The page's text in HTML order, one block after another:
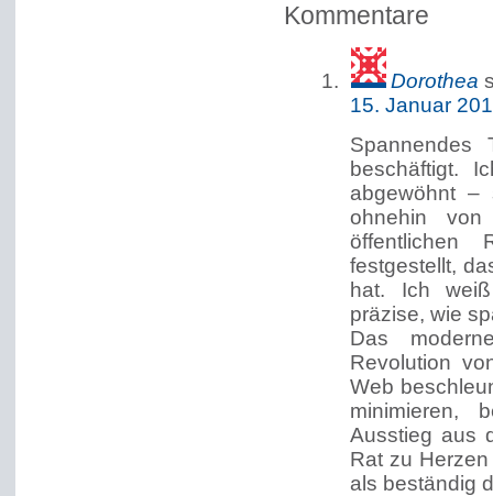
Kommentare
Dorothea
15. Januar
beschäftigt.
abgewöhnt –
ohnehin
festgestellt,
hat. Ich
präzise, wie
Das
Revolution
Web
minimieren,
Ausstieg aus
Rat zu
als beständig